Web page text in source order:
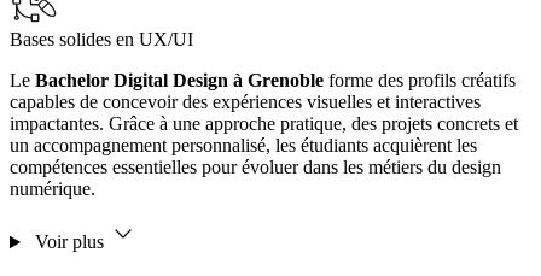
Bases solides en UX/UI
Le Bachelor Digital Design à Grenoble forme des profils créatifs
capables de concevoir des expériences visuelles et interactives
impactantes. Grâce à une approche pratique, des projets concrets et
un accompagnement personnalisé, les étudiants acquièrent les
compétences essentielles pour évoluer dans les métiers du design
numérique.
Voir plus